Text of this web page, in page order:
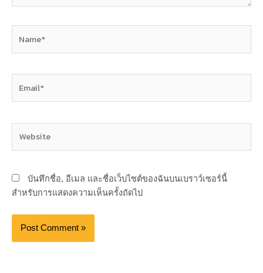
บันทึกชื่อ, อีเมล และชื่อเว็บไซต์ของฉันบนเบราว์เซอร์นี้
สำหรับการแสดงความเห็นครั้งถัดไป